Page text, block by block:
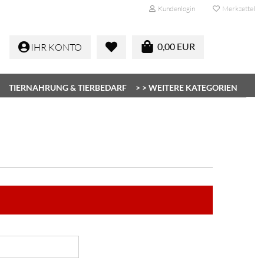
Kundenlogin Merkzettel
0,00 EUR
IHR KONTO
TIERNAHRUNG & TIERBEDARF > > WEITERE KATEGORIEN